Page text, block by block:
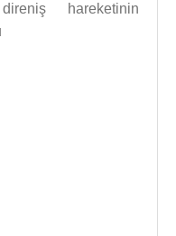
hareketinin